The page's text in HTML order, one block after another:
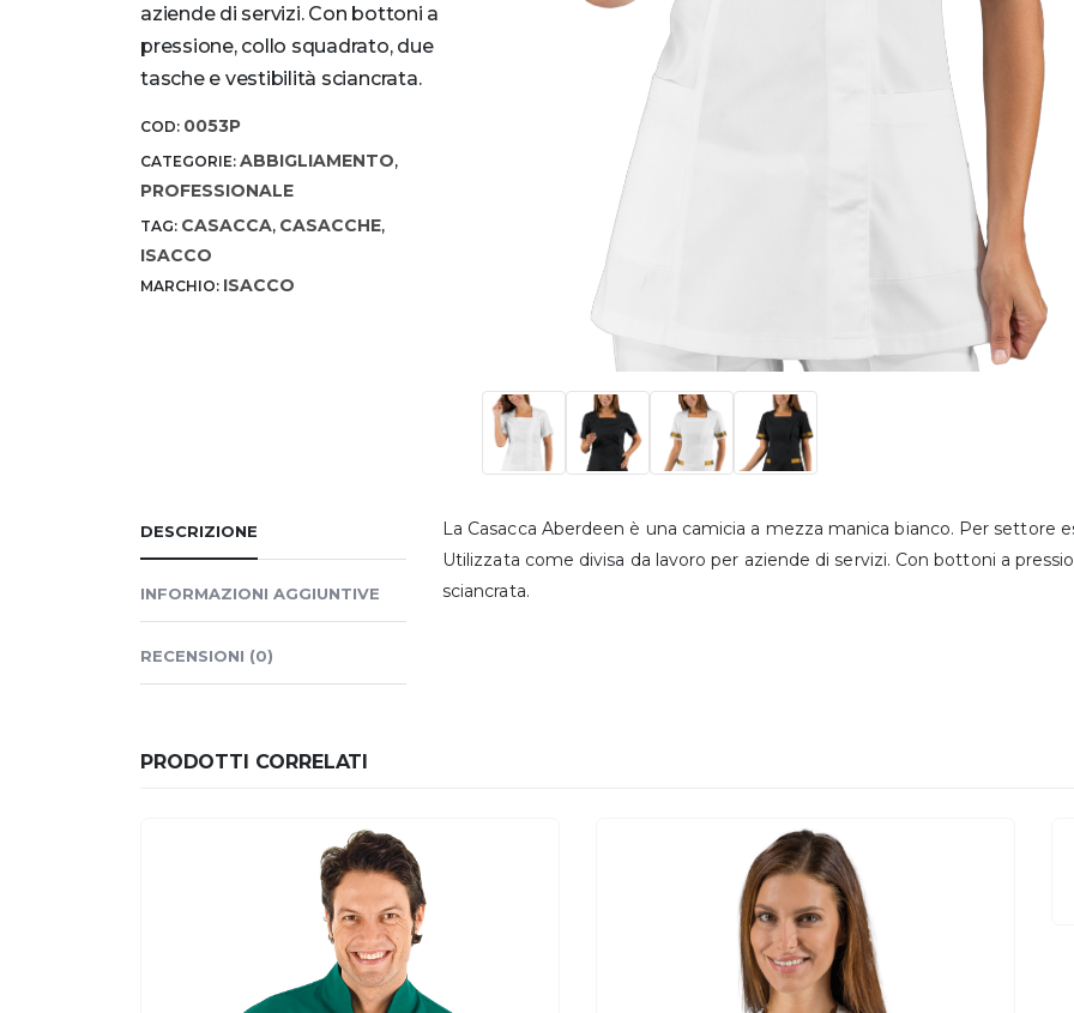
aziende di servizi. Con bottoni a
pressione, collo squadrato, due
tasche e vestibilità sciancrata.
COD: 0053P
CATEGORIE: ABBIGLIAMENTO,
PROFESSIONALE
TAG: CASACCA, CASACCHE,
ISACCO
MARCHIO: ISACCO
DESCRIZIONE
INFORMAZIONI AGGIUNTIVE
RECENSIONI (0)
La Casacca Aberdeen è una camicia a mezza manica bianco. Per settore
Utilizzata come divisa da lavoro per aziende di servizi. Con bottoni a
sciancrata.
PRODOTTI CORRELATI